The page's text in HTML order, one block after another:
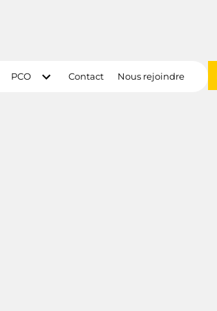
PCO Contact Nous rejoindre